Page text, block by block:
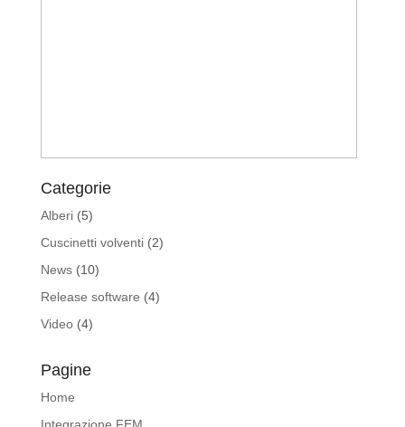
Categorie
Alberi(5)
Cuscinetti volventi(2)
News(10)
Release software (4)
Video(4)
Pagine
Home